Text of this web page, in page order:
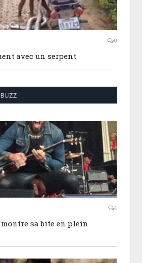
0
avec un serpent
1
sa bite en plein